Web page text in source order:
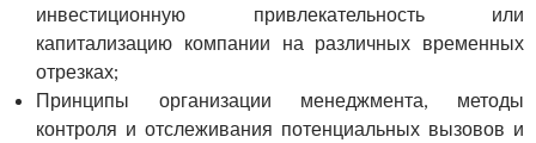
инвестиционную привлекательность или
капитализацию компании на различных временных
отрезках;
Принципы организации менеджмента, методы
контроля и отслеживания потенциальных вызовов и